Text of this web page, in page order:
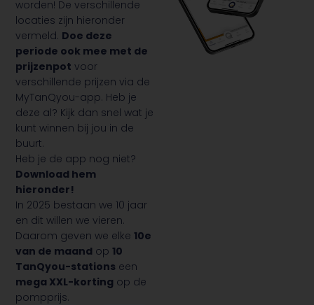
worden! De verschillende
locaties zijn hieronder
vermeld. Doe deze
periode ook mee met de
prijzenpot voor
verschillende prijzen via de
MyTanQyou-app. Heb je
deze al? Kijk dan snel wat je
kunt winnen bij jou in de
buurt.
Heb je de app nog niet?
Download hem
hieronder!
In 2025 bestaan we 10 jaar
en dit willen we vieren.
Daarom geven we elke 10e
van de maand op 10
TanQyou-stations een
mega XXL-korting op de
pompprijs.